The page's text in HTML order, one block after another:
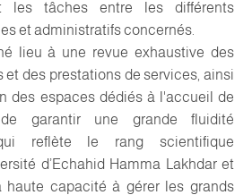
les tâches entre les différents
et administratifs concernés.
lieu à une revue exhaustive des
des prestations de services, ainsi
des espaces dédiés à l'accueil de
de garantir une grande fluidité
reflète le rang scientifique
d’Echahid Hamma Lakhdar et
haute capacité à gérer les grands